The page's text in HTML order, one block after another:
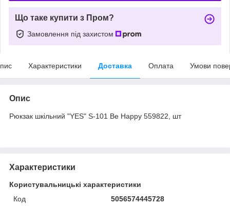
Що таке купити з Пром?
Замовлення під захистом
Характеристики Доставка Оплата Умови
Опис
Рюкзак шкільний "YES" S-101 Be Happy 559822, шт
Характеристики
Користувальницькі характеристики
Код
5056574445728